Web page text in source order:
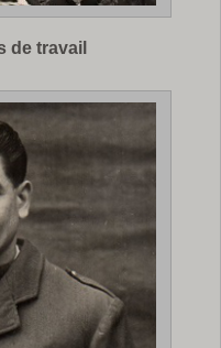
de travail